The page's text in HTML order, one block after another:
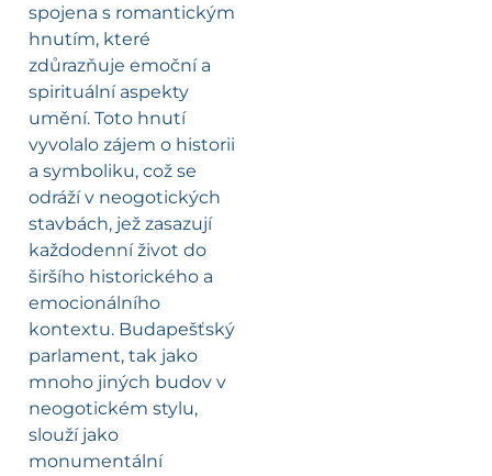
spojena s romantickým
hnutím, které
zdůrazňuje emoční a
spirituální aspekty
umění. Toto hnutí
vyvolalo zájem o historii
a symboliku, což se
odráží v neogotických
stavbách, jež zasazují
každodenní život do
širšího historického a
emocionálního
kontextu. Budapešťský
parlament, tak jako
mnoho jiných budov v
neogotickém stylu,
slouží jako
monumentální